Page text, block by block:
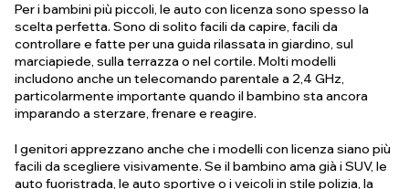
Per i bambini più piccoli, le auto con licenza sono spesso la
scelta perfetta. Sono di solito facili da capire, facili da
controllare e fatte per una guida rilassata in giardino, sul
marciapiede, sulla terrazza o nel cortile. Molti modelli
includono anche un telecomando parentale a 2,4 GHz,
particolarmente importante quando il bambino sta ancora
imparando a sterzare, frenare e reagire.
I genitori apprezzano anche che i modelli con licenza siano più
facili da scegliere visivamente. Se il bambino ama già i SUV, le
auto fuoristrada, le auto sportive o i veicoli in stile polizia, la